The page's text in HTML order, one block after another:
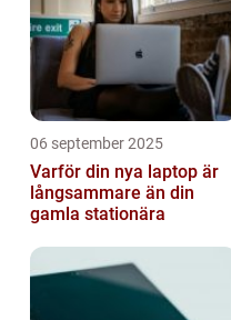
06 september 2025
Varför din nya laptop är
långsammare än din
gamla stationära